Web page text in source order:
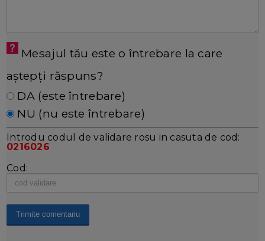
Mesajul tău este o întrebare la care
aștepți răspuns?
DA (este întrebare)
NU (nu este întrebare)
Introdu codul de validare rosu in casuta de cod:
0216026
Cod: